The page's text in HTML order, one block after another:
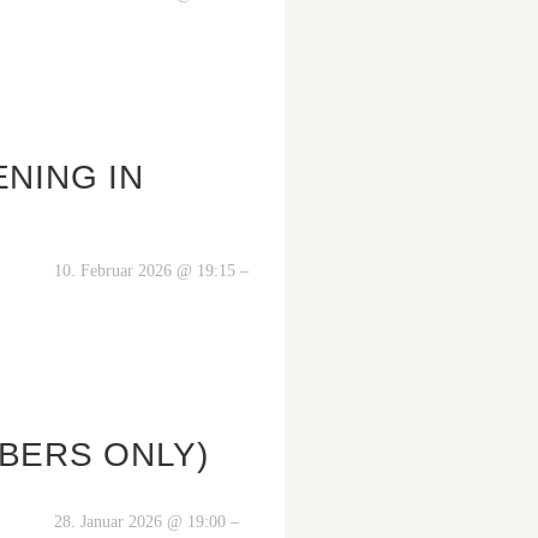
IN
10. Februar 2026 @ 19:15 –
ONLY)
28. Januar 2026 @ 19:00 –